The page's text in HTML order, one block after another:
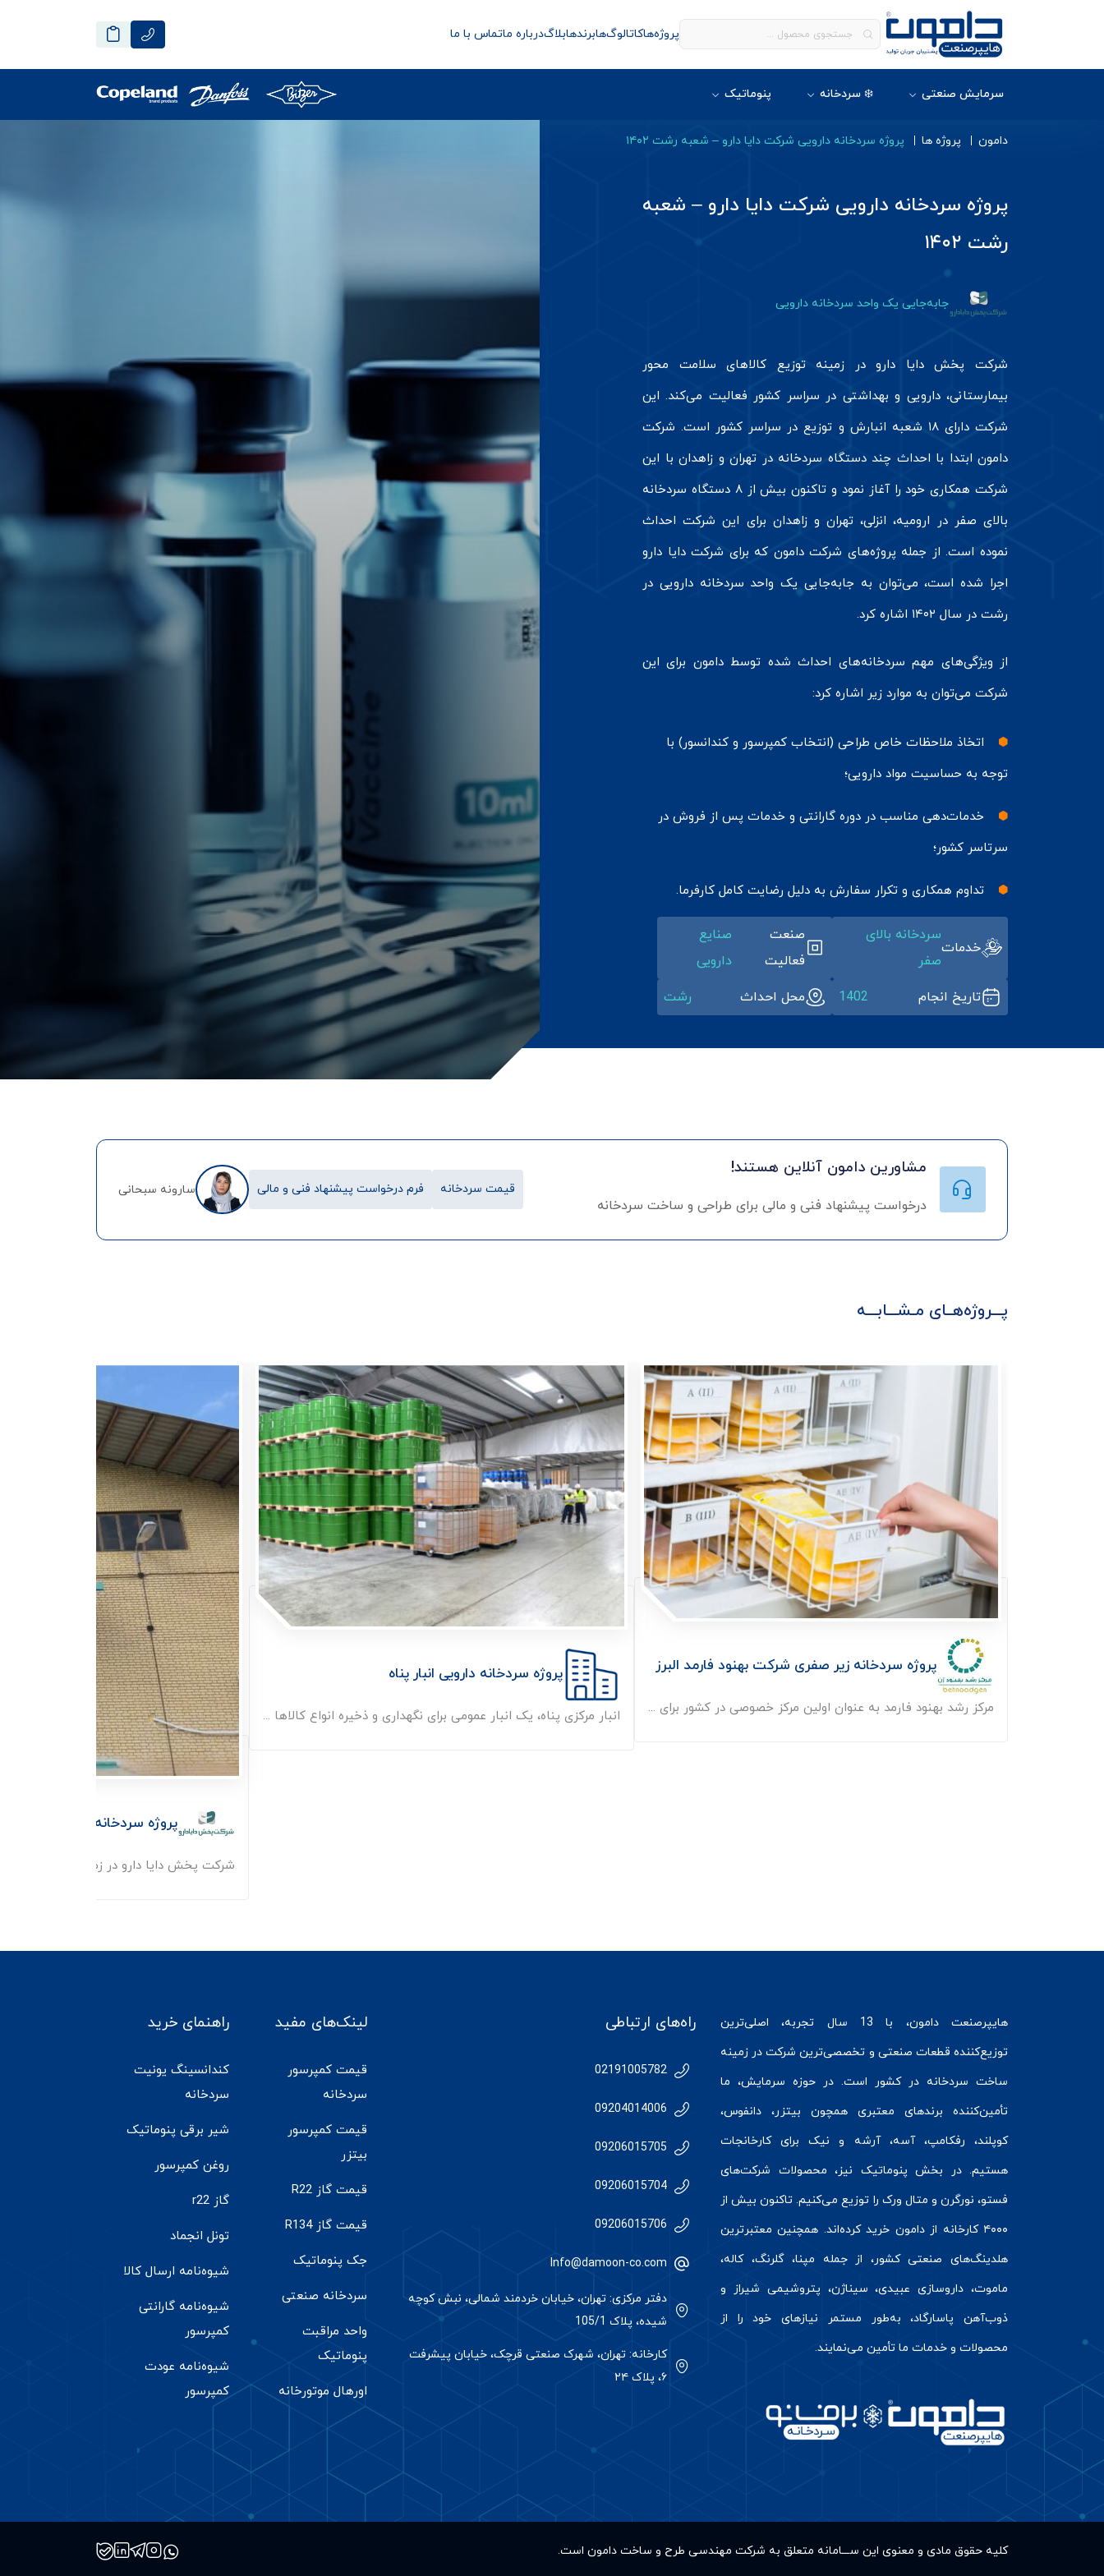
پروژه‌هاکاتالوگ‌هابرندهابلاگدرباره ماتماس با ما
سرمایش صنعتی ❄️ سردخانه پنوماتیک
دامون پروژه ها پروژه سردخانه دارویی شرکت دایا دارو – شعبه رشت ۱۴۰۲
پروژه سردخانه دارویی شرکت دایا دارو – شعبه
رشت ۱۴۰۲
جابه‌جایی یک واحد سردخانه دارویی
شرکت پخش دایا دارو در زمینه توزیع کالاهای سلامت محور
بیمارستانی، دارویی و بهداشتی در سراسر کشور فعالیت می‌کند. این
شرکت دارای ۱۸ شعبه انبارش و توزیع در سراسر کشور است. شرکت
دامون ابتدا با احداث چند دستگاه سردخانه در تهران و زاهدان با این
شرکت همکاری خود را آغاز نمود و تاکنون بیش از ۸ دستگاه سردخانه
بالای صفر در ارومیه، انزلی، تهران و زاهدان برای این شرکت احداث
نموده است. از جمله پروژه‌های شرکت دامون که برای شرکت دایا دارو
اجرا شده است، می‌توان به جابه‌جایی یک واحد سردخانه دارویی در
رشت در سال ۱۴۰۲ اشاره کرد.
از ویژگی‌های مهم سردخانه‌های احداث شده توسط دامون برای این
شرکت می‌توان به موارد زیر اشاره کرد:
اتخاذ ملاحظات خاص طراحی (انتخاب کمپرسور و کندانسور) با
توجه به حساسیت مواد دارویی؛
خدمات‌دهی مناسب در دوره گارانتی و خدمات پس از فروش در
سرتاسر کشور؛
تداوم همکاری و تکرار سفارش به دلیل رضایت کامل کارفرما.
خدمات
سردخانه بالای
صفر
صنعت
فعالیت
صنایع
دارویی
تاریخ انجام
1402 محل احداث رشت
مشاورین دامون آنلاین هستند!
درخواست پیشنهاد فنی و مالی برای طراحی و ساخت سردخانه
قیمت سردخانه فرم درخواست پیشنهاد فنی و مالی سارونه سبحانی
پـــروژه‌هــای مـشـــابـــه
پروژه سردخانه زیر صفری شرکت بهنود فارمد البرز
مرکز رشد بهنود فارمد به عنوان اولین مرکز خصوصی در کشور برای ...
پروژه سردخانه دارویی انبار پناه
انبار مرکزی پناه، یک انبار عمومی برای نگهداری و ذخیره انواع کالاها ...
پروژه سردخانه دارویی شرکت
شرکت پخش دایا دارو در زمینه توزیع
هایپرصنعت
دامون، با 13 سال تجربه، اصلی‌ترین
توزیع‌کننده قطعات صنعتی و تخصصی‌ترین شرکت در زمینه
ساخت سردخانه در کشور است. در حوزه سرمایش، ما
تأمین‌کننده برندهای معتبری همچون بیتزر، دانفوس،
کوپلند، رفکامپ، آسه، آرشه و نیک برای کارخانجات
هستیم. در بخش پنوماتیک نیز، محصولات شرکت‌های
فستو، نورگرن و متال ورک را توزیع می‌کنیم. تاکنون بیش از
۴۰۰۰ کارخانه از دامون خرید کرده‌اند. همچنین معتبرترین
هلدینگ‌های صنعتی کشور، از جمله مپنا، گلرنگ، کاله،
ماموت، داروسازی عبیدی، سیناژن، پتروشیمی شیراز و
ذوب‌آهن پاسارگاد، به‌طور مستمر نیازهای خود را از
محصولات و خدمات ما تأمین می‌نمایند.
راه‌های ارتباطی
02191005782
09204014006
09206015705
09206015704
09206015706
Info@damoon-co.com
دفتر مرکزی: تهران، خیابان خردمند شمالی، نبش کوچه
شیده، پلاک 105/1
کارخانه: تهران، شهرک صنعتی قرچک، خیابان پیشرفت
۶، پلاک ۲۴
لینک‌های مفید
قیمت کمپرسور
سردخانه
قیمت کمپرسور
بیتزر
قیمت گاز R22
قیمت گاز R134
جک پنوماتیک
سردخانه صنعتی
واحد مراقبت
پنوماتیک
اورهال موتورخانه
راهنمای خرید
کندانسینگ یونیت
سردخانه
شیر برقی پنوماتیک
روغن کمپرسور
گاز r22
تونل انجماد
شیوه‌نامه ارسال کالا
شیوه‌نامه گارانتی
کمپرسور
شیوه‌نامه عودت
کمپرسور
کلیه حقوق مادى و معنوى این ســـامانه متعلق به شرکت مهندسی طرح و ساخت دامون است.